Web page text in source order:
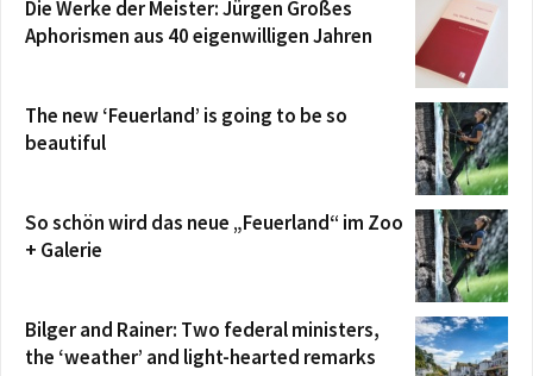
Die Werke der Meister: Jürgen Großes
Aphorismen aus 40 eigenwilligen Jahren
The new ‘Feuerland’ is going to be so
beautiful
So schön wird das neue „Feuerland“ im Zoo
+ Galerie
Bilger and Rainer: Two federal ministers,
the ‘weather’ and light-hearted remarks